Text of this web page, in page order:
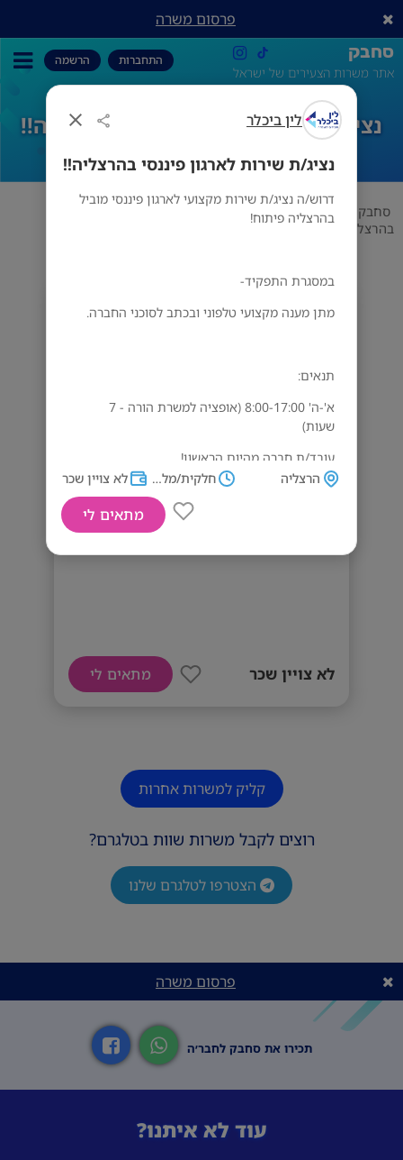
לין ביכלר
נציג/ת שירות לארגון פיננסי בהרצליה!!
דרוש/ה נציג/ת שירות מקצועי לארגון פיננסי מוביל
בהרצליה פיתוח!
במסגרת התפקיד-
מתן מענה מקצועי טלפוני ובכתב לסוכני החברה.
תנאים:
א'-ה' 8:00-17:00 (אופציה למשרת הורה - 7
שעות)
עובד/ת חברה מהיום הראשון!
דרישות המשרה
ניסיון בשירות- חובה אורנטייצה שירותית,
הרצליה חלקית/מלאה לא צויין שכר
מתאים לי
פרסום משרה
סחבק
אתר משרות הצעירים של ישראל
התחברות הרשמה
נציג/ת שירות לארגון פיננסי בהרצליה!!
סחבק משרות שוות לין ביכלר
נציג/ת שירות לארגון פיננסי
בהרצליה!!
לין ביכלר
הרצליה
נציג/ת שירות לארגון פיננסי בהרצליה!!
לא צויין שכר מתאים לי
קליק למשרות אחרות
רוצים לקבל משרות שוות בטלגרם?
הצטרפו לטלגרם שלנו
פרסום משרה
תכירו את סחבק לחבר׳ה
עוד לא איתנו?